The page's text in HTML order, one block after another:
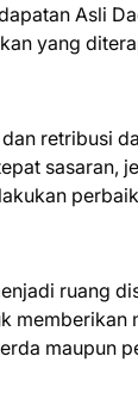
Asli
yang
retribusi
sasaran,
ruang
memberikan
maupun